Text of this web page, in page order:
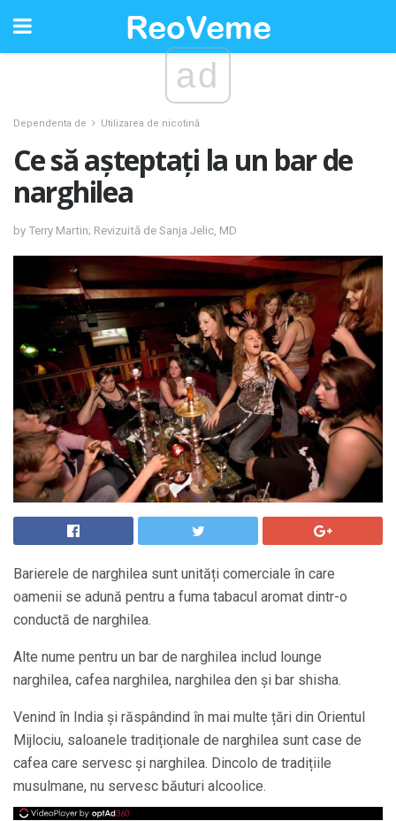
ad
Dependenta de Utilizarea de nicotină
Ce să așteptați la un bar de
narghilea
by Terry Martin; Revizuită de Sanja Jelic, MD
Barierele de narghilea sunt unități comerciale în care
oamenii se adună pentru a fuma tabacul aromat dintr-o
conductă de narghilea.
Alte nume pentru un bar de narghilea includ lounge
narghilea, cafea narghilea, narghilea den și bar shisha.
Venind în India și răspândind în mai multe țări din Orientul
Mijlociu, saloanele tradiționale de narghilea sunt case de
cafea care servesc și narghilea. Dincolo de tradițiile
musulmane, nu servesc băuturi alcoolice.